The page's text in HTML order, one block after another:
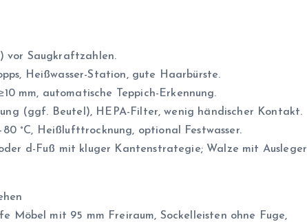
vor Saugkraftzahlen.
Heißwasser-Station, gute Haarbürste.
mm, automatische Teppich-Erkennung.
(ggf. Beutel), HEPA-Filter, wenig händischer Kontakt.
°C, Heißlufttrocknung, optional Festwasser.
d-Fuß mit kluger Kantenstrategie; Walze mit Ausleger
Möbel mit 95 mm Freiraum, Sockelleisten ohne Fuge,